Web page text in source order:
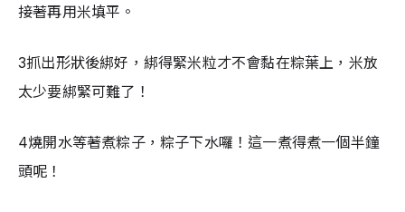
接著再用米填平。
3抓出形狀後綁好，綁得緊米粒才不會黏在粽葉上，米放
太少要綁緊可難了！
4燒開水等著煮粽子，粽子下水囉！這一煮得煮一個半鐘
頭呢！